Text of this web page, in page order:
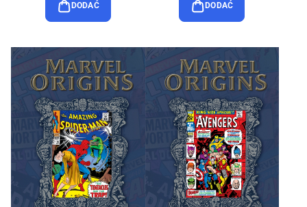
DODAĆ DODAĆ